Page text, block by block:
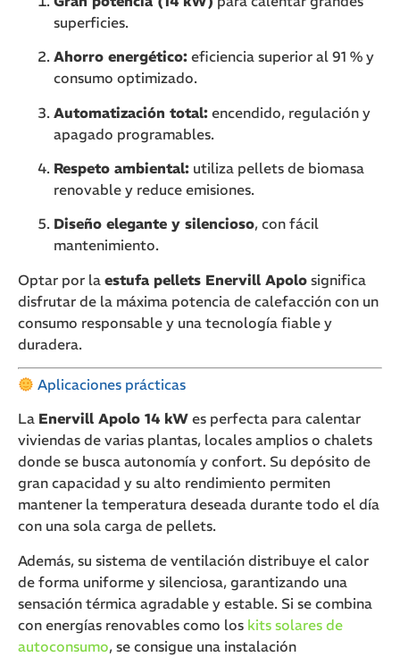
superficies.
Ahorro energético: eficiencia superior al 91 % y
consumo optimizado.
Automatización total: encendido, regulación y
apagado programables.
Respeto ambiental: utiliza pellets de biomasa
renovable y reduce emisiones.
Diseño elegante y silencioso, con fácil
mantenimiento.
Optar por la estufa pellets Enervill Apolo significa
disfrutar de la máxima potencia de calefacción con un
consumo responsable y una tecnología fiable y
duradera.
Aplicaciones prácticas
La Enervill Apolo 14 kW es perfecta para calentar
viviendas de varias plantas, locales amplios o chalets
donde se busca autonomía y confort. Su depósito de
gran capacidad y su alto rendimiento permiten
mantener la temperatura deseada durante todo el día
con una sola carga de pellets.
Además, su sistema de ventilación distribuye el calor
de forma uniforme y silenciosa, garantizando una
sensación térmica agradable y estable. Si se combina
con energías renovables como los kits solares de
autoconsumo, se consigue una instalación